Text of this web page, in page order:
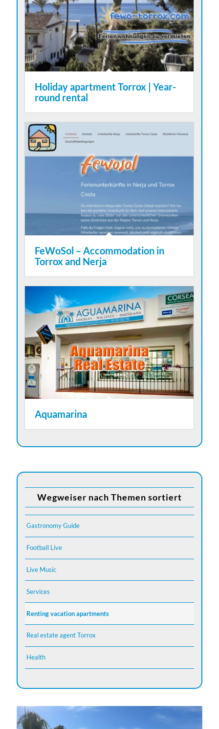
Holiday apartment Torrox | Year-
round rental
FeWoSol – Accommodation in
Torrox and Nerja
Aquamarina
Wegweiser nach Themen sortiert
Gastronomy Guide
Football Live
Live Music
Services
Renting vacation apartments
Real estate agent Torrox
Health